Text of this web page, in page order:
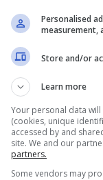
domani,
spostare
Personalised
measurement,
Store and/or
Learn more
Your personal data
(cookies, unique
accessed by and
site. We and our
partners.
Some vendors may